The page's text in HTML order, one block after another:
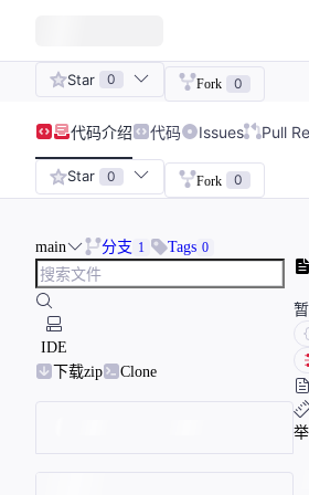
Star 0 Fork 0
代码介绍 代码 Issues Pull
Star 0 Fork 0
main 分支 1 Tags 0
IDE
下载zip
Clone